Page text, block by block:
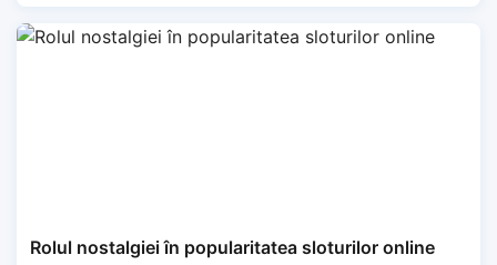
Rolul nostalgiei în popularitatea sloturilor online